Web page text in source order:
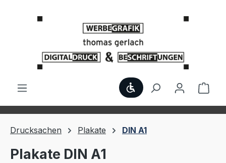
Werkzeugleiste
Drucksachen Plakate DIN A1
Plakate DIN A1